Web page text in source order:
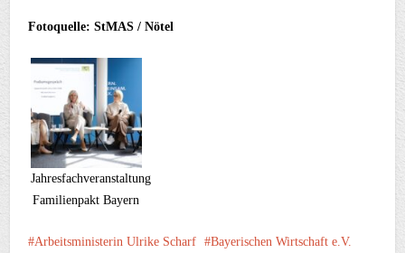
Fotoquelle: StMAS / Nötel
Jahresfachveranstaltung
Familienpakt Bayern
Arbeitsministerin Ulrike Scharf
Bayerischen Wirtschaft e.V.